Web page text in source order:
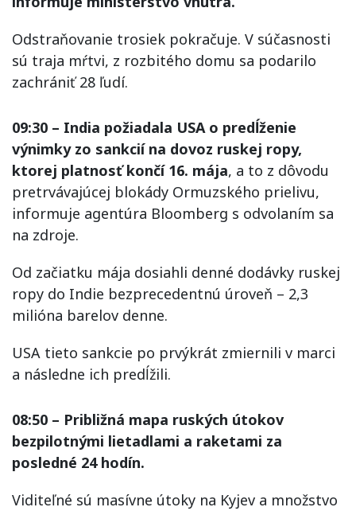
Odstraňovanie trosiek pokračuje. V súčasnosti
sú traja mŕtvi, z rozbitého domu sa podarilo
zachrániť 28 ľudí.
09:30 – India požiadala USA o predĺženie
výnimky zo sankcií na dovoz ruskej ropy,
ktorej platnosť končí 16. mája, a to z dôvodu
pretrvávajúcej blokády Ormuzského prielivu,
informuje agentúra Bloomberg s odvolaním sa
na zdroje.
Od začiatku mája dosiahli denné dodávky ruskej
ropy do Indie bezprecedentnú úroveň – 2,3
milióna barelov denne.
USA tieto sankcie po prvýkrát zmiernili v marci
a následne ich predĺžili.
08:50 – Približná mapa ruských útokov
bezpilotnými lietadlami a raketami za
posledné 24 hodín.
Viditeľné sú masívne útoky na Kyjev a množstvo